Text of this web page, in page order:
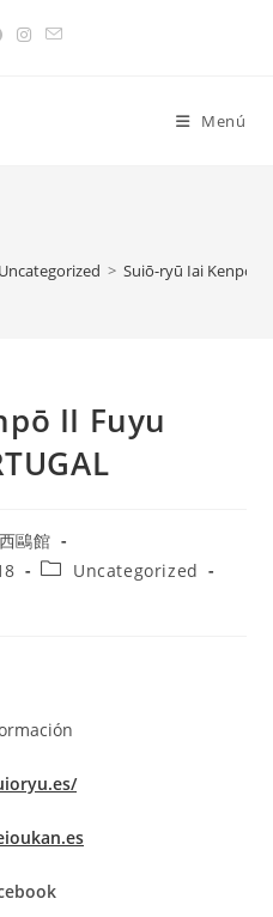
Menú
Uncategorized > Suiō-ryū Iai Kenpō II
II Fuyu
鷗館
Uncategorized